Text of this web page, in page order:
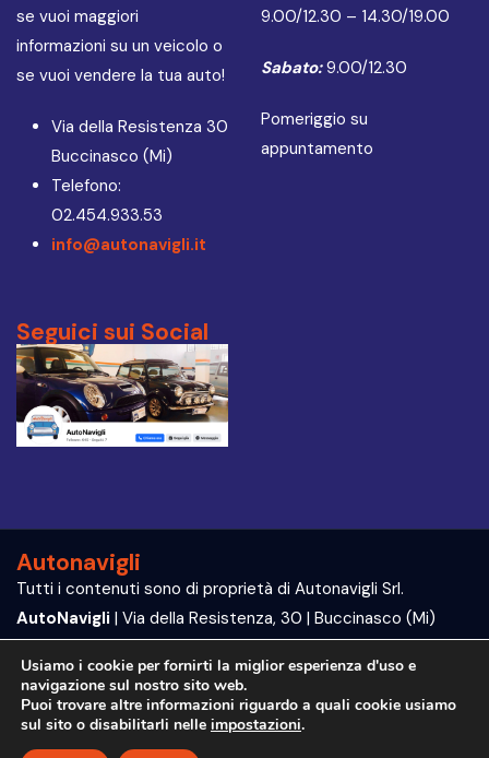
se vuoi maggiori
informazioni su un veicolo o
se vuoi vendere la tua auto!
Via della Resistenza 30
Buccinasco (Mi)
Telefono:
02.454.933.53
info@autonavigli.it
9.00/12.30 – 14.30/19.00
Sabato:9.00/12.30
Pomeriggio su
appuntamento
Seguici sui Social
Autonavigli
Tutti i contenuti sono di proprietà di Autonavigli Srl.
AutoNavigli | Via della Resistenza, 30 | Buccinasco (Mi)
P.IVA e C.F. 09564070960
Trattamento dei dati | Privacy Policy
Usiamo i cookie per fornirti la miglior esperienza d'uso e
navigazione sul nostro sito web.
Puoi trovare altre informazioni riguardo a quali cookie usiamo
sul sito o disabilitarli nelle impostazioni.